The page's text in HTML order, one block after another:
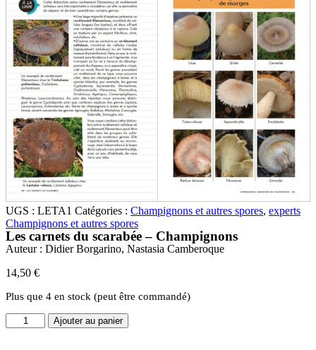
UGS : LETA1 Catégories : Champignons et autres spores, experts
Champignons et autres spores
Les carnets du scarabée – Champignons
Auteur : Didier Borgarino, Nastasia Camberoque
14,50 €
Plus que 4 en stock (peut être commandé)
quantité
de
Ajouter au panier